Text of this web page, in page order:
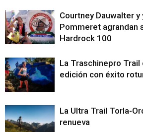
Courtney Dauwalter y
Pommeret agrandan
Hardrock 100
La Traschinepro
edición con éxito
La Ultra Trail Torla-
renueva